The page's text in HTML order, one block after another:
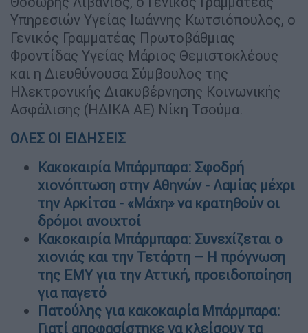
Υπηρεσιών Υγείας Ιωάννης Κωτσιόπουλος, ο
Γενικός Γραμματέας Πρωτοβάθμιας
Φροντίδας Υγείας Μάριος Θεμιστοκλέους
και η Διευθύνουσα Σύμβουλος της
Ηλεκτρονικής Διακυβέρνησης Κοινωνικής
Ασφάλισης (ΗΔΙΚΑ ΑΕ) Νίκη Τσούμα.
ΟΛΕΣ ΟΙ ΕΙΔΗΣΕΙΣ
Κακοκαιρία Μπάρμπαρα: Σφοδρή
χιονόπτωση στην Αθηνών - Λαμίας μέχρι
την Αρκίτσα - «Μάχη» να κρατηθούν οι
δρόμοι ανοιχτοί
Κακοκαιρία Μπάρμπαρα: Συνεχίζεται ο
χιονιάς και την Τετάρτη – Η πρόγνωση
της ΕΜΥ για την Αττική, προειδοποίηση
για παγετό
Πατούλης για κακοκαιρία Μπάρμπαρα:
Γιατί αποφασίστηκε να κλείσουν τα